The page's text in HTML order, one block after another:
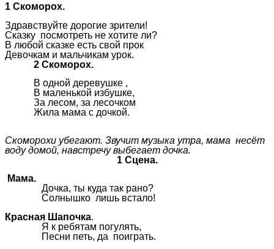
1 Скоморох.
Здравствуйте дорогие зрители!
Сказку посмотреть не хотите ли?
В любой сказке есть свой прок
Девочкам и мальчикам урок.
2 Скоморох.
В одной деревушке ,
В маленькой избушке,
За лесом, за лесочком
Жила мама с дочкой.
Скоморохи убегают. Звучит музыка утра, мама несёт
воду домой, навстречу выбегает дочка.
1 Сцена.
Мама.
Дочка, ты куда так рано?
Солнышко лишь встало!
Красная Шапочка.
Я к ребятам погулять,
Песни петь, да поиграть.